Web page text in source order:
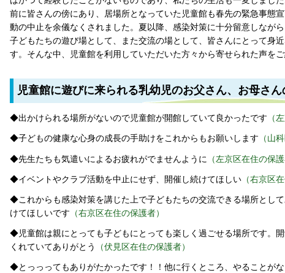
前に皆さんの傍にあり、居場所となっていた児童館も春先の緊急事態
動の中止を余儀なくされました。夏以降、感染対策に十分留意しなが
子どもたちの遊び場として、また交流の場として、皆さんにとって身
す。そんな中、児童館を利用していただいた方々から寄せられた声をご
児童館に遊びに来られる乳幼児のお父さん、お母さん
◆出かけられる場所がないので児童館が開館していて良かったです （
◆子どもの健康な心身の成長の手助けをこれからもお願いします （山
◆先生たちも気遣いによるお疲れがでませんように （左京区在住の保
◆イベントやクラブ活動を中止にせず、開催し続けてほしい （右京区
◆これからも感染対策を講じた上で子どもたちの交流できる場所とし
けてほしいです （右京区在住の保護者）
◆児童館は親にとっても子どもにとっても楽しく過ごせる場所です。
くれていてありがとう
（伏見区在住の保護者）
◆とっっってもありがたかったです！！他に行くところ、やることがな